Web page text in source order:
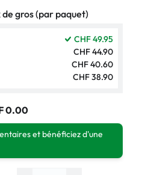
gros (par paquet)
CHF 49.95
CHF 44.90
CHF 40.60
CHF 38.90
0.00
et bénéficiez d'une